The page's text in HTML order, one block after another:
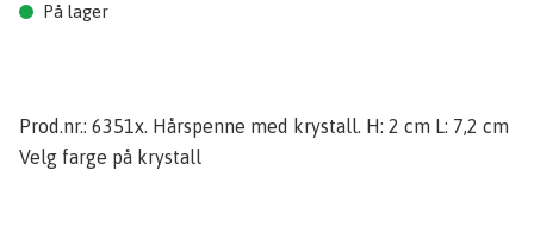
På lager
Prod.nr.: 6351x. Hårspenne med krystall. H: 2 cm L: 7,2 cm
Velg farge på krystall